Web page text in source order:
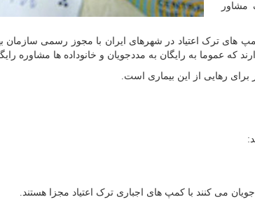
مشاور
های ترک اعتیاد در شهرهای ایران با مجوز رسمی
که عموما به رایگان به مددجویان و خانوداده ها مشاوره
برای رهایی از این بیماری است.
می کنند با کمپ های اجباری ترک اعتیاد مجزا هستند.